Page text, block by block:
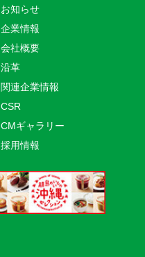
お知らせ
企業情報
会社概要
沿革
関連企業情報
CSR
CMギャラリー
採用情報